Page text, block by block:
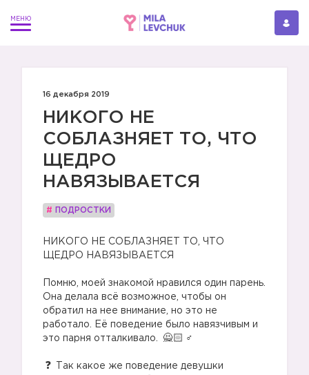
16 декабря 2019
НИКОГО НЕ
СОБЛАЗНЯЕТ ТО, ЧТО
ЩЕДРО
НАВЯЗЫВАЕТСЯ
# ПОДРОСТКИ
НИКОГО НЕ СОБЛАЗНЯЕТ ТО, ЧТО
ЩЕДРО НАВЯЗЫВАЕТСЯ
Помню, моей знакомой нравился один парень.
Она делала всё возможное, чтобы он
обратил на нее внимание, но это не
работало. Её поведение было навязчивым и
это парня отталкивало.
‍♂️
Так какое же поведение девушки